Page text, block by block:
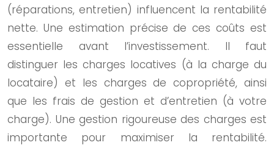
(réparations, entretien) influencent la rentabilité
nette. Une estimation précise de ces coûts est
essentielle avant l’investissement. Il faut
distinguer les charges locatives (à la charge du
locataire) et les charges de copropriété, ainsi
que les frais de gestion et d’entretien (à votre
charge). Une gestion rigoureuse des charges est
importante pour maximiser la rentabilité.